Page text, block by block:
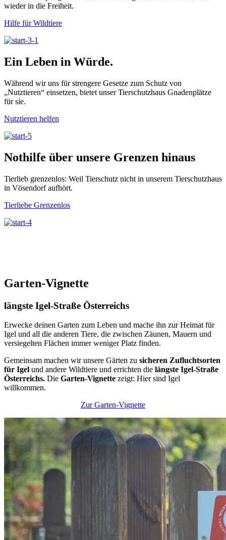
wieder in die Freiheit.
Hilfe für Wildtiere
Ein Leben in Würde.
Während wir uns für strengere Gesetze zum Schutz von
„Nutztieren“ einsetzen, bietet unser Tierschutzhaus Gnadenplätze
für sie.
Nutztieren helfen
Nothilfe über unsere Grenzen hinaus
Tierlieb grenzenlos: Weil Tierschutz nicht in unserem Tierschutzhaus
in Vösendorf aufhört.
Tierliebe Grenzenlos
Garten-Vignette
längste Igel-Straße Österreichs
Erwecke deinen Garten zum Leben und mache ihn zur Heimat für
Igel und all die anderen Tiere, die zwischen Zäunen, Mauern und
versiegelten Flächen immer weniger Platz finden.
Gemeinsam machen wir unsere Gärten zu sicheren Zufluchtsorten
für Igel und andere Wildtiere und errichten die längste Igel-Straße
Österreichs. Die Garten-Vignette zeigt: Hier sind Igel
willkommen.
Zur Garten-Vignette